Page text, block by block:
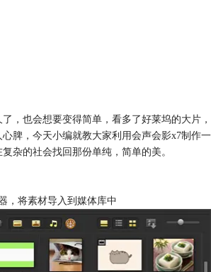
，也会想要变得简单，看多了好莱坞的大片，
脾，今天小编就教大家利用会声会影x7制作一
杂的社会找回那份单纯，简单的美。
，将素材导入到媒体库中